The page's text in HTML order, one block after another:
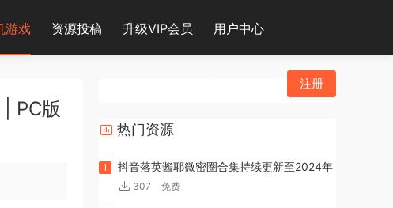
游戏 资源投稿 升级VIP会员 用户中心
注册
PC版
热门资源
1 抖音落英酱耶微密圈合集持续更新至2024年
307 免费